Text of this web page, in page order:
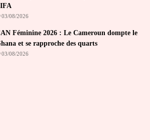
03/08/2026
Féminine 2026 : Le Cameroun dompte le
et se rapproche des quarts
03/08/2026